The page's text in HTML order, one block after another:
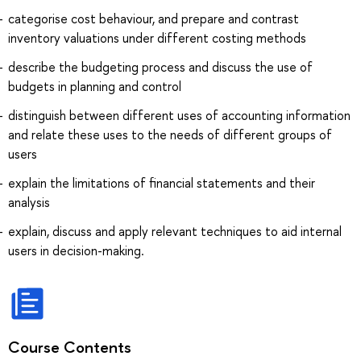
categorise cost behaviour, and prepare and contrast
inventory valuations under different costing methods
describe the budgeting process and discuss the use of
budgets in planning and control
distinguish between different uses of accounting information
and relate these uses to the needs of different groups of
users
explain the limitations of financial statements and their
analysis
explain, discuss and apply relevant techniques to aid internal
users in decision-making.
Course Contents